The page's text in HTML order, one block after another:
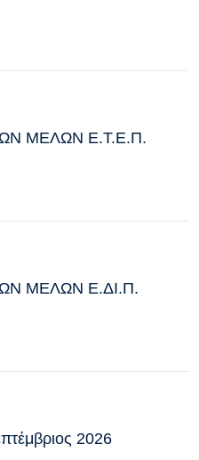
ΜΕΛΩΝ Ε.Τ.Ε.Π.
ΜΕΛΩΝ Ε.ΔΙ.Π.
2026